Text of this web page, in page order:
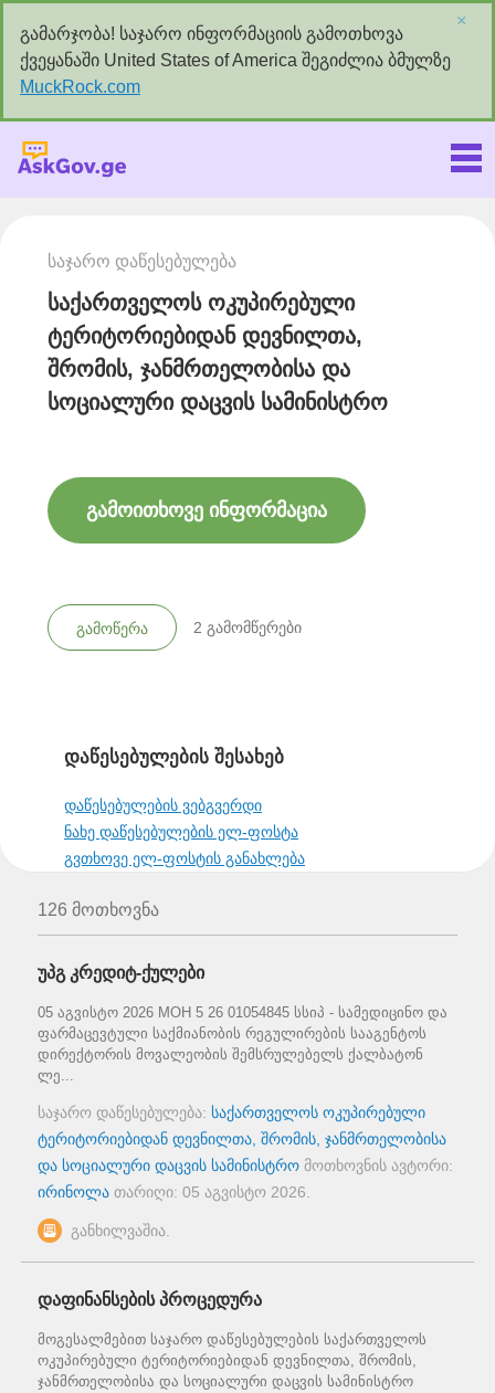
გამარჯობა! საჯარო ინფორმაციის გამოთხოვა
ქვეყანაში United States of America შეგიძლია ბმულზე
MuckRock.com
×
საჯარო დაწესებულება
საქართველოს ოკუპირებული
ტერიტორიებიდან დევნილთა,
შრომის, ჯანმრთელობისა და
სოციალური დაცვის სამინისტრო
გამოითხოვე ინფორმაცია
გამოწერა 2 გამომწერები
დაწესებულების შესახებ
დაწესებულების ვებგვერდი
ნახე დაწესებულების ელ-ფოსტა
გვთხოვე ელ-ფოსტის განახლება
126 მოთხოვნა
უპგ კრედიტ-ქულები
05 აგვისტო 2026 MOH 5 26 01054845 სსიპ - სამედიცინო და
ფარმაცევტული საქმიანობის რეგულირების სააგენტოს
დირექტორის მოვალეობის შემსრულებელს ქალბატონ
ლე...
საჯარო დაწესებულება: საქართველოს ოკუპირებული
ტერიტორიებიდან დევნილთა, შრომის, ჯანმრთელობისა
და სოციალური დაცვის სამინისტრო მოთხოვნის ავტორი:
ირინოლა თარიღი: 05 აგვისტო 2026
განხილვაშია.
დაფინანსების პროცედურა
მოგესალმებით საჯარო დაწესებულების საქართველოს
ოკუპირებული ტერიტორიებიდან დევნილთა, შრომის,
ჯანმრთელობისა და სოციალური დაცვის სამინისტრო